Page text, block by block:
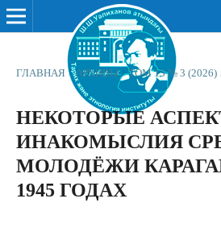
ГЛАВНАЯ / АРХИВЫ / ТОМ 13 № 3 (2026)
НЕКОТОРЫЕ
ИНАКОМЫСЛИЯ
МОЛОДЁЖИ
1945 ГОДАХ